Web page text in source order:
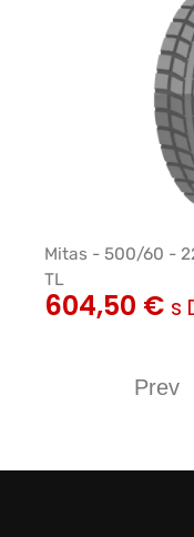
Mitas - 500/60 -
TL
604,50 € s
Prev